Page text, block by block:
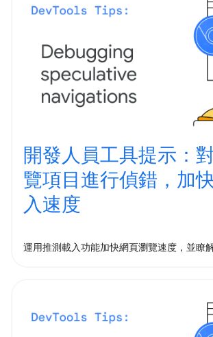
開發人員工具提示：
覽項目進行偵錯，加
入速度
運用推測載入功能加快網頁瀏覽速度，並瞭